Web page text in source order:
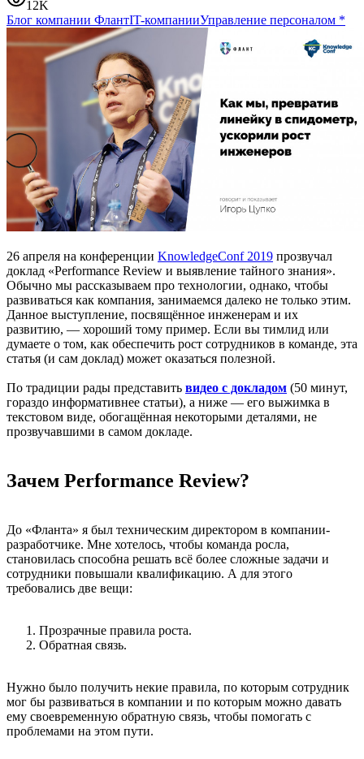
12K
Блог компании ФлантIT-компанииУправление персоналом *
26 апреля на конференции KnowledgeConf 2019 прозвучал
доклад «Performance Review и выявление тайного знания».
Обычно мы рассказываем про технологии, однако, чтобы
развиваться как компания, занимаемся далеко не только этим.
Данное выступление, посвящённое инженерам и их
развитию, — хороший тому пример. Если вы тимлид или
думаете о том, как обеспечить рост сотрудников в команде, эта
статья (и сам доклад) может оказаться полезной.
По традиции рады представить видео с докладом (50 минут,
гораздо информативнее статьи), а ниже — его выжимка в
текстовом виде, обогащённая некоторыми деталями, не
прозвучавшими в самом докладе.
Зачем Performance Review?
До «Фланта» я был техническим директором в компании-
разработчике. Мне хотелось, чтобы команда росла,
становилась способна решать всё более сложные задачи и
сотрудники повышали квалификацию. А для этого
требовались две вещи:
Прозрачные правила роста.
Обратная связь.
Нужно было получить некие правила, по которым сотрудник
мог бы развиваться в компании и по которым можно давать
ему своевременную обратную связь, чтобы помогать с
проблемами на этом пути.